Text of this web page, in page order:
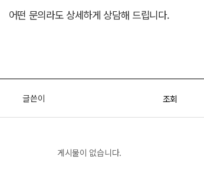
어떤 문의라도 상세하게 상담해 드립니다.
글쓴이 조회
게시물이 없습니다.